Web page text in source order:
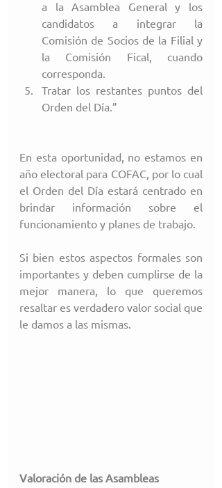
a la Asamblea General y los
candidatos a integrar la
Comisión de Socios de la Filial y
la Comisión Fical, cuando
corresponda.
Tratar los restantes puntos del
Orden del Día.”
En esta oportunidad, no estamos en
año electoral para COFAC, por lo cual
el Orden del Día estará centrado en
brindar información sobre el
funcionamiento y planes de trabajo.
Si bien estos aspectos formales son
importantes y deben cumplirse de la
mejor manera, lo que queremos
resaltar es verdadero valor social que
le damos a las mismas.
Valoración de las Asambleas